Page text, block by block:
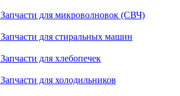
Запчасти для микроволновок (СВЧ)
Запчасти для стиральных машин
Запчасти для хлебопечек
Запчасти для холодильников